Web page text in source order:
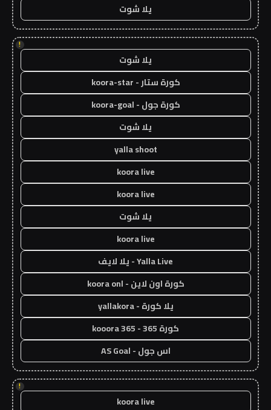
يلا شوت
!
يلا شوت
كورة ستار - koora-star
كورة جول - koora-goal
يلا شوت
yalla shoot
koora live
koora live
يلا شوت
koora live
Yalla Live - يلا لايف
كورة اون لاين - koora onl
يلا كورة - yallakora
كورة 365 - kooora 365
اس جول - AS Goal
!
koora live